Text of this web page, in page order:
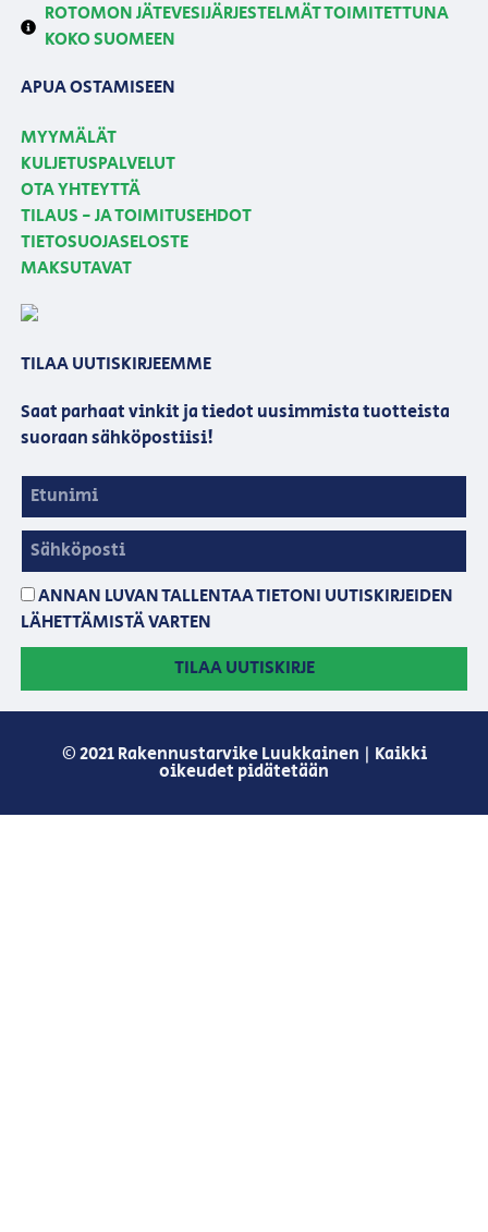
ROTOMON JÄTEVESIJÄRJESTELMÄT TOIMITETTUNA
KOKO SUOMEEN
APUA OSTAMISEEN
MYYMÄLÄT
KULJETUSPALVELUT
OTA YHTEYTTÄ
TILAUS - JA TOIMITUSEHDOT
TIETOSUOJASELOSTE
MAKSUTAVAT
TILAA UUTISKIRJEEMME
Saat parhaat vinkit ja tiedot uusimmista tuotteista
suoraan sähköpostiisi!
ANNAN LUVAN TALLENTAA TIETONI UUTISKIRJEIDEN
LÄHETTÄMISTÄ VARTEN
TILAA UUTISKIRJE
© 2021 Rakennustarvike Luukkainen | Kaikki
oikeudet pidätetään